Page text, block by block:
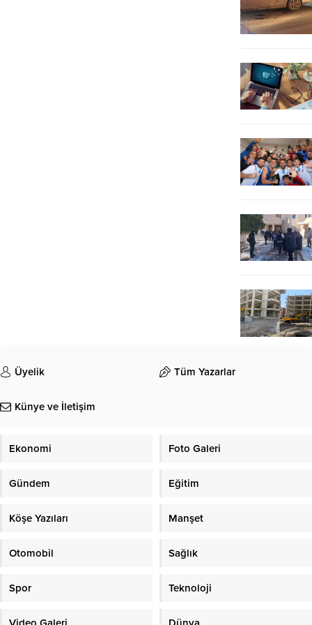
Üyelik Tüm Yazarlar
Künye ve İletişim
Ekonomi Foto Galeri
Gündem Eğitim
Köşe Yazıları Manşet
Otomobil Sağlık
Spor Teknoloji